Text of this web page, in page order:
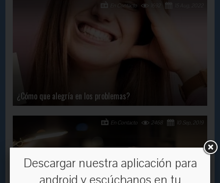
¿Cómo que alegría en los problemas?
1692
En Contacto
10 Sep, 2019
2468
En Contacto
Descargar nuestra aplicación para